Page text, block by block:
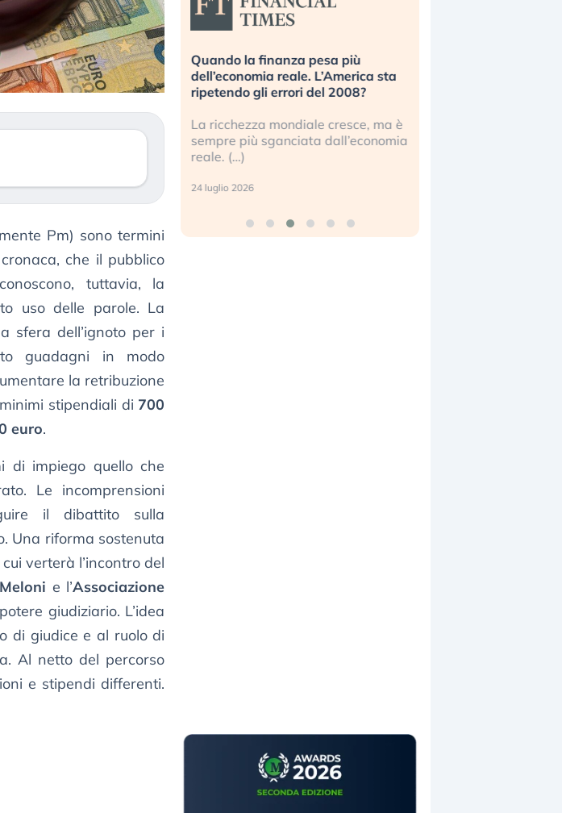
Pm) sono termini
che il pubblico
tuttavia, la
uso delle parole. La
sfera dell’ignoto per i
guadagni in modo
la retribuzione
stipendiali di 700
euro.
di impiego quello che
Le incomprensioni
il dibattito sulla
Una riforma sostenuta
verterà l’incontro del
e l’Associazione
giudiziario. L’idea
di giudice e al ruolo di
Al netto del percorso
e stipendi differenti.
è rovinata». Investitori
al panico dopo lo scoppio
AI
gli investitori retail (…)
Quando la finanza pesa più
dell’economia reale. L’America sta
ripetendo gli errori del 2008?
La ricchezza mondiale cresce, ma è
sempre più sganciata dall’economia
reale. (…)
24 luglio 2026